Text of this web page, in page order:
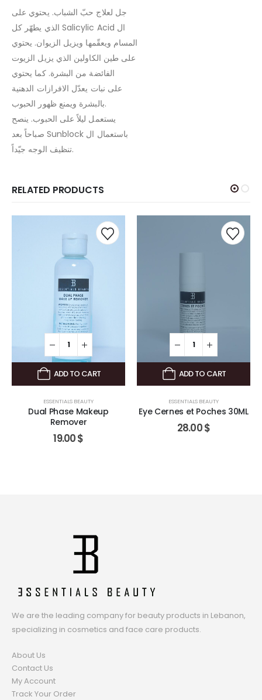
جل لعلاج حبّ الشباب. يحتوي على
الذي يطهّر كل Salicylic Acid ال
المسام ويعقّمها ويزيل الزيوان. يحتوي
على طين الكاولين الذي يزيل الزيوت
الفائضة من البشرة. كما يحتوي
على نبات يعدّل الافرازات الدهنية
بالبشرة ويمنع ظهور الحبوب.
يستعمل ليلاً على الحبوب. ينصح
صباحاً بعد Sunblock باستعمال ال
تنظيف الوجه جيّداً.
RELATED PRODUCTS
ADD TO CART
ESSENTIALS BEAUTY
Dual Phase Makeup
Remover
19.00$
ADD TO CART
ESSENTIALS BEAUTY
Eye Cernes et Poches 30ML
28.00$
We are the leading company for beauty products in Lebanon,
specializing in cosmetics and face care products.
About Us
Contact Us
My Account
Track Your Order